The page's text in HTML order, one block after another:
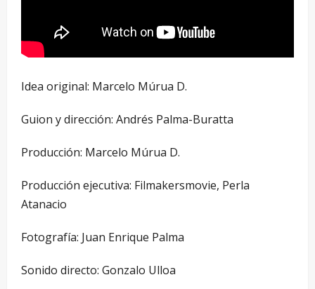
Idea original: Marcelo Múrua D.
Guion y dirección: Andrés Palma-Buratta
Producción: Marcelo Múrua D.
Producción ejecutiva: Filmakersmovie, Perla
Atanacio
Fotografía: Juan Enrique Palma
Sonido directo: Gonzalo Ulloa